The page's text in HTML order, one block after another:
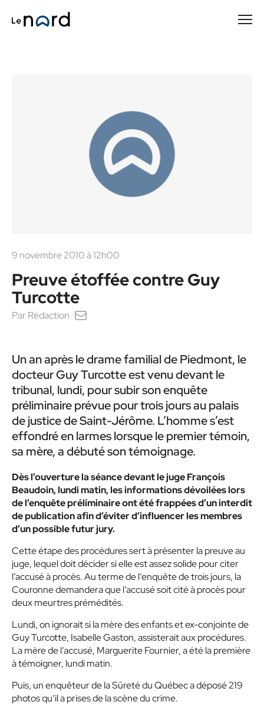
9 novembre 2010 à 12h00
Preuve étoffée contre Guy
Turcotte
Par Rédaction
Un an après le drame familial de Piedmont, le
docteur Guy Turcotte est venu devant le
tribunal, lundi, pour subir son enquête
préliminaire prévue pour trois jours au palais
de justice de Saint-Jérôme. L’homme s’est
effondré en larmes lorsque le premier témoin,
sa mère, a débuté son témoignage.
Dès l’ouverture la séance devant le juge François
Beaudoin, lundi matin, les informations dévoilées lors
de l’enquête préliminaire ont été frappées d’un interdit
de publication afin d’éviter d’influencer les membres
d’un possible futur jury.
Cette étape des procédures sert à présenter la preuve au
juge, lequel doit décider si elle est assez solide pour citer
l’accusé à procès. Au terme de l’enquête de trois jours, la
Couronne demandera que l’accusé soit cité à procès pour
deux meurtres prémédités.
Lundi, on ignorait si la mère des enfants et ex-conjointe de
Guy Turcotte, Isabelle Gaston, assisterait aux procédures.
La mère de l’accusé, Marguerite Fournier, a été la première
à témoigner, lundi matin.
Puis, un enquêteur de la Sûreté du Québec a déposé 219
photos qu’il a prises de la scène du crime.